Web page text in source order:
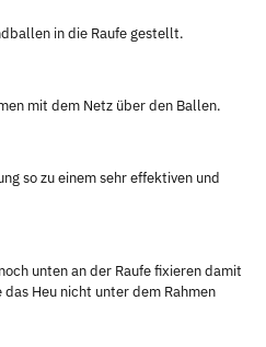
in die Raufe gestellt.
mit dem Netz über den Ballen.
so zu einem sehr effektiven und
unten an der Raufe fixieren damit
Heu nicht unter dem Rahmen